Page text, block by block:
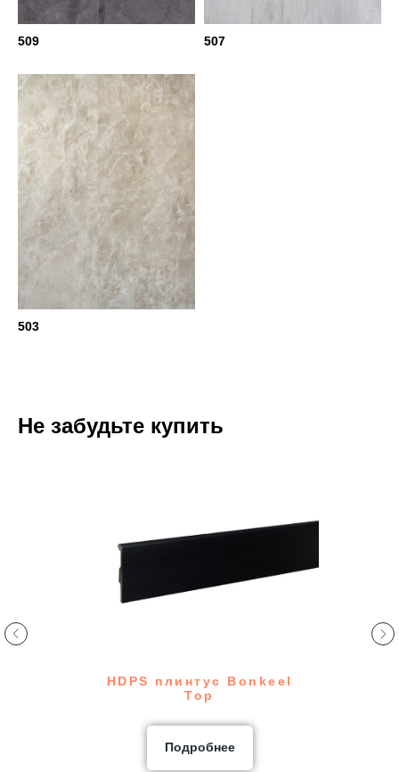
509 507
503
Не забудьте купить
HDPS плинтус Bonkeel
Top
Подробнее
КОНТАКТЫ